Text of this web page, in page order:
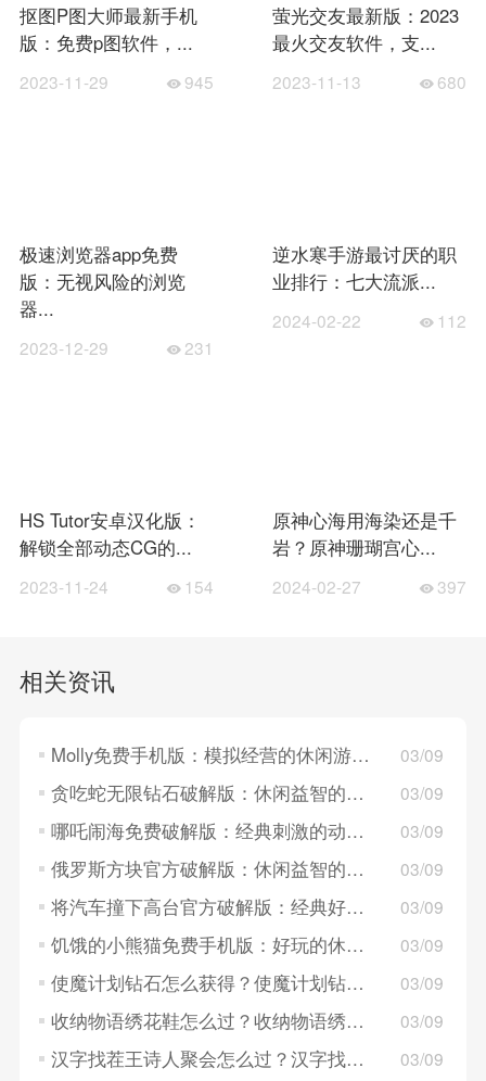
抠图P图大师最新手机
版：免费p图软件，...
2023-11-29 945
萤光交友最新版：2023
最火交友软件，支...
2023-11-13 680
极速浏览器app免费
版：无视风险的浏览
器...
2023-12-29 231
逆水寒手游最讨厌的职
业排行：七大流派...
2024-02-22 112
HS Tutor安卓汉化版：
解锁全部动态CG的...
2023-11-24 154
原神心海用海染还是千
岩？原神珊瑚宫心...
2024-02-27 397
相关资讯
Molly免费手机版：模拟经营的休闲游戏，资源经典！ 03/09
贪吃蛇无限钻石破解版：休闲益智的闯关游戏，没有时间限制！ 03/09
哪吒闹海免费破解版：经典刺激的动作闯关游戏，没有时间限制！ 03/09
俄罗斯方块官方破解版：休闲益智的消除游戏，画面经典！ 03/09
将汽车撞下高台官方破解版：经典好玩的赛车竞技游戏，资源充足！ 03/09
饥饿的小熊猫免费手机版：好玩的休闲益智游戏，画面清晰！ 03/09
使魔计划钻石怎么获得？使魔计划钻石获得攻略 03/09
收纳物语绣花鞋怎么过？收纳物语绣花鞋过关攻略 03/09
汉字找茬王诗人聚会怎么过？汉字找茬王诗人聚会过关攻略 03/09